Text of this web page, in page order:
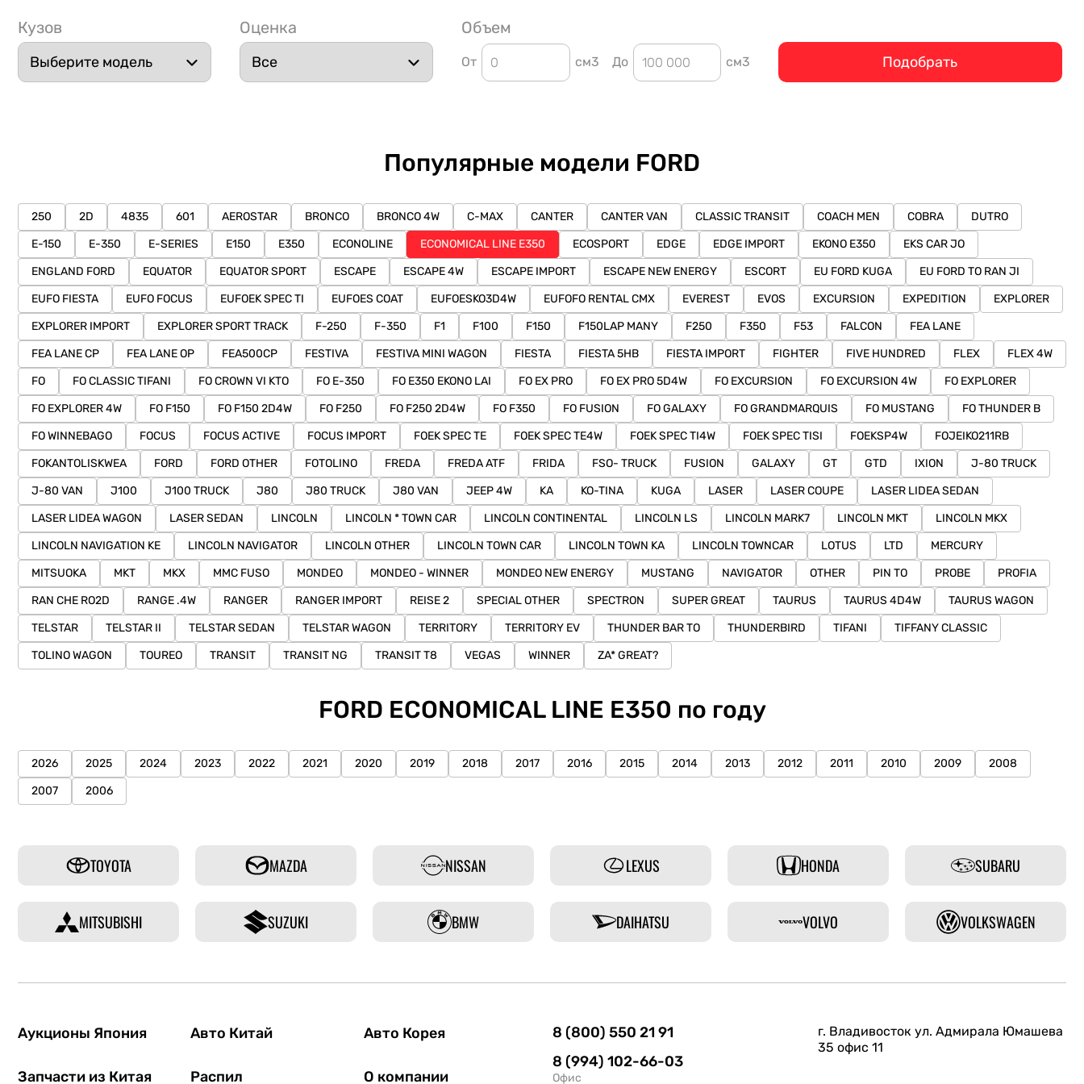
Кузов Оценка Объем
От см3 До см3 Подобрать
Популярные модели FORD
250 2D 4835 601 AEROSTAR BRONCO BRONCO 4W C-MAX CANTER CANTER VAN CLASSIC TRANSIT COACH MEN COBRA
DUTRO
E-150
E-350 E-SERIES E150 E350 ECONOLINE ECONOMICAL LINE E350 ECOSPORT EDGE EDGE IMPORT EKONO E350
EKS CAR JO
ENGLAND FORD
EQUATOR EQUATOR SPORT ESCAPE ESCAPE 4W ESCAPE IMPORT ESCAPE NEW ENERGY ESCORT EU FORD KUGA
EU FORD TO RAN JI
EUFO FIESTA
EUFO FOCUS EUFOEK SPEC TI EUFOES COAT EUFOESKO3D4W EUFOFO RENTAL CMX EVEREST EVOS EXCURSION EXPEDITION
EXPLORER
EXPLORER IMPORT
EXPLORER SPORT TRACK F-250 F-350 F1 F100 F150 F150LAP MANY F250 F350 F53 FALCON
FEA LANE
FEA LANE CP
FEA LANE OP FEA500CP FESTIVA FESTIVA MINI WAGON FIESTA FIESTA 5HB FIESTA IMPORT FIGHTER FIVE HUNDRED FLEX
FLEX 4W
FO
FO CLASSIC TIFANI FO CROWN VI KTO FO E-350 FO E350 EKONO LAI FO EX PRO FO EX PRO 5D4W FO EXCURSION FO EXCURSION 4W
FO EXPLORER
FO EXPLORER 4W
FO F150 FO F150 2D4W FO F250 FO F250 2D4W FO F350 FO FUSION FO GALAXY FO GRANDMARQUIS FO MUSTANG
FO THUNDER B
FO WINNEBAGO
FOCUS FOCUS ACTIVE FOCUS IMPORT FOEK SPEC TE FOEK SPEC TE4W FOEK SPEC TI4W FOEK SPEC TISI FOEKSP4W
FOJEIKO211RB
FOKANTOLISKWEA
FORD FORD OTHER FOTOLINO FREDA FREDA ATF FRIDA FSO- TRUCK FUSION GALAXY GT GTD IXION
J-80 TRUCK
J-80 VAN
J100 J100 TRUCK J80 J80 TRUCK J80 VAN JEEP 4W KA KO-TINA KUGA LASER LASER COUPE
LASER LIDEA SEDAN
LASER LIDEA WAGON
LASER SEDAN LINCOLN LINCOLN * TOWN CAR LINCOLN CONTINENTAL LINCOLN LS LINCOLN MARK7 LINCOLN MKT
LINCOLN MKX
LINCOLN NAVIGATION KE
LINCOLN NAVIGATOR LINCOLN OTHER LINCOLN TOWN CAR LINCOLN TOWN KA LINCOLN TOWNCAR LOTUS LTD
MERCURY
MITSUOKA
MKT MKX MMC FUSO MONDEO MONDEO - WINNER MONDEO NEW ENERGY MUSTANG NAVIGATOR OTHER PIN TO PROBE
PROFIA
RAN CHE RO2D
RANGE .4W RANGER RANGER IMPORT REISE 2 SPECIAL OTHER SPECTRON SUPER GREAT TAURUS TAURUS 4D4W
TAURUS WAGON
TELSTAR
TELSTAR II TELSTAR SEDAN TELSTAR WAGON TERRITORY TERRITORY EV THUNDER BAR TO THUNDERBIRD TIFANI
TIFFANY CLASSIC
TOLINO WAGON
TOUREO TRANSIT TRANSIT NG TRANSIT T8 VEGAS WINNER ZA* GREAT?
FORD ECONOMICAL LINE E350 по году
2026 2025 2024 2023 2022 2021 2020 2019 2018 2017 2016 2015 2014 2013 2012 2011 2010 2009
2008
2007
2006
TOYOTA MAZDA NISSAN LEXUS HONDA SUBARU
MITSUBISHI SUZUKI BMW DAIHATSU VOLVO VOLKSWAGEN
Аукционы Япония Авто Китай Авто Корея
Запчасти из Китая Распил О компании
8 (800) 550 21 91
8 (994) 102-66-03
Офис
г. Владивосток ул. Адмирала Юмашева
35 офис 11